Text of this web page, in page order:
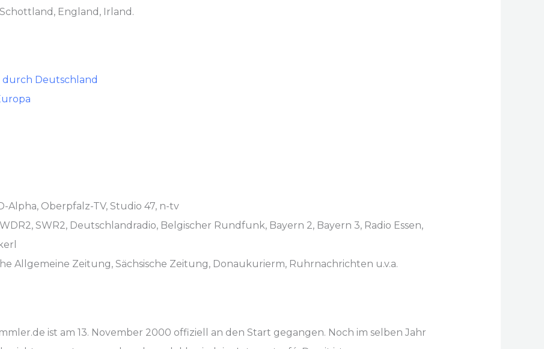
England, Irland.
durch Deutschland
Alpha, Oberpfalz-TV, Studio 47, n-tv
WDR2, SWR2, Deutschlandradio, Belgischer Rundfunk, Bayern 2, Bayern 3, Radio Essen,
Allgemeine Zeitung, Sächsische Zeitung, Donaukurierm, Ruhrnachrichten u.v.a.
ist am 13. November 2000 offiziell an den Start gegangen. Noch im selben Jahr